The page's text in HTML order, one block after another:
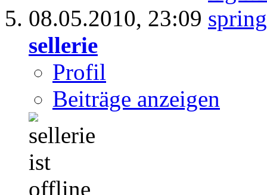
08.05.2010, 23:09
sellerie
Profil
Beiträge anzeigen